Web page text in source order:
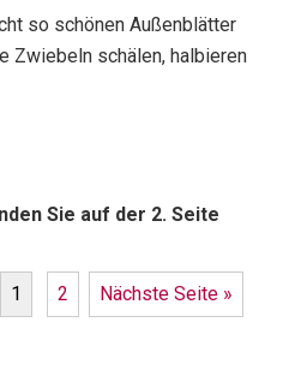
so schönen Außenblätter
Zwiebeln schälen, halbieren
Sie auf der 2. Seite
1 2 Nächste Seite »